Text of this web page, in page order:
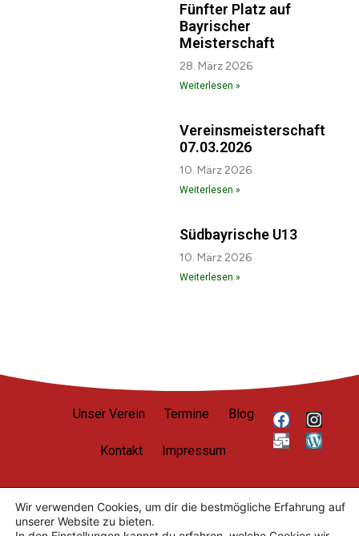
Fünfter Platz auf
Bayrischer
Meisterschaft
28. März 2026
Weiterlesen »
Vereinsmeisterschaft
07.03.2026
10. März 2026
Weiterlesen »
Südbayrische U13
10. März 2026
Weiterlesen »
Unser Verein Termine Blog
Kontakt Impressum
Datenschutzerklärung
Wir verwenden Cookies, um dir die bestmögliche Erfahrung auf
unserer Website zu bieten.